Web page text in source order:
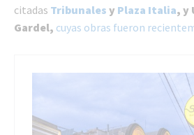
citadas Tribunales y Plaza Italia, y
Gardel, cuyas obras fueron